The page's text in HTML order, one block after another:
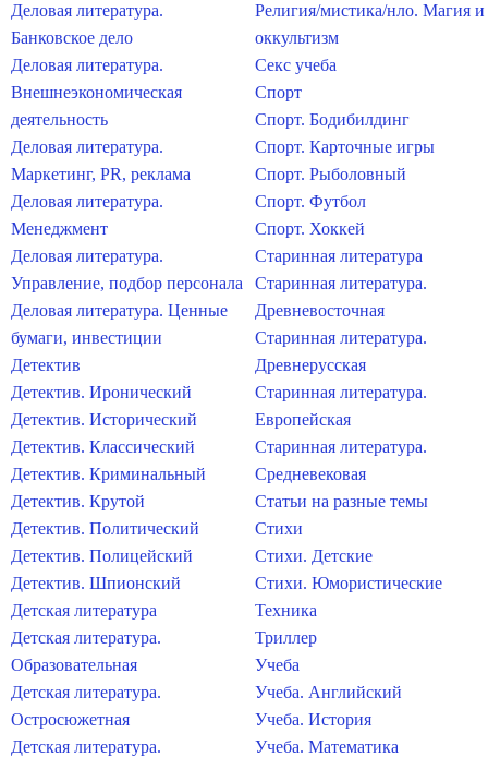
Деловая литература.
Банковское дело
Деловая литература.
Внешнеэкономическая
деятельность
Деловая литература.
Маркетинг, PR, реклама
Деловая литература.
Менеджмент
Деловая литература.
Управление, подбор персонала
Деловая литература. Ценные
бумаги, инвестиции
Детектив
Детектив. Иронический
Детектив. Исторический
Детектив. Классический
Детектив. Криминальный
Детектив. Крутой
Детектив. Политический
Детектив. Полицейский
Детектив. Шпионский
Детская литература
Детская литература.
Образовательная
Детская литература.
Остросюжетная
Детская литература.
Религия/мистика/нло. Магия и
оккультизм
Секс учеба
Спорт
Спорт. Бодибилдинг
Спорт. Карточные игры
Спорт. Рыболовный
Спорт. Футбол
Спорт. Хоккей
Старинная литература
Старинная литература.
Древневосточная
Старинная литература.
Древнерусская
Старинная литература.
Европейская
Старинная литература.
Средневековая
Статьи на разные темы
Стихи
Стихи. Детские
Стихи. Юмористические
Техника
Триллер
Учеба
Учеба. Английский
Учеба. История
Учеба. Математика